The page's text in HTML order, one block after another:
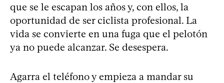
que se le escapan los años y, con ellos, la
oportunidad de ser ciclista profesional. La
vida se convierte en una fuga que el pelotón
ya no puede alcanzar. Se desespera.
Agarra el teléfono y empieza a mandar su